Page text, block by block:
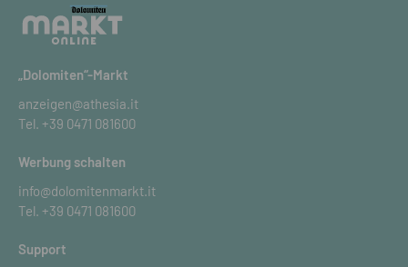
„Dolomiten“-Markt
anzeigen@athesia.it
Tel. +39 0471 081600
Werbung schalten
info@dolomitenmarkt.it
Tel. +39 0471 081600
Support